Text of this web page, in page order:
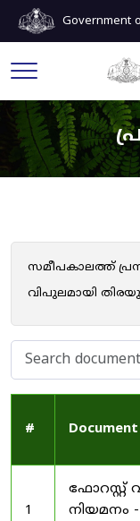
Government
സമീപകാലത്ത്
വിപുലമായി
#
1
ഫോറസ്റ്റ്
നിയമനം